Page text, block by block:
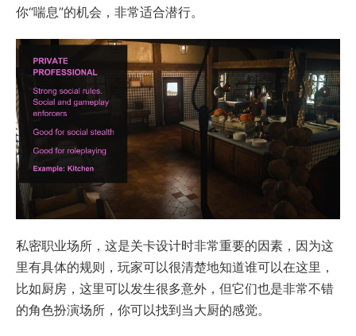
你“喘息”的机会，非常适合潜行。
私密职业场所，这是关卡设计时非常重要的因素，因为这
里有具体的规则，玩家可以很清楚地知道谁可以在这里，
比如厨房，这里可以发生很多意外，但它们也是非常不错
的角色扮演场所，你可以找到当大厨的感觉。